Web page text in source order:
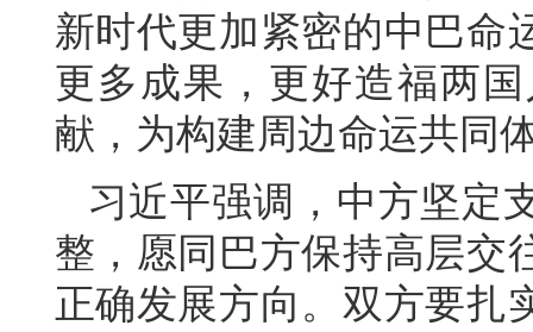
新时代更加紧密的中巴命
更多成果，更好造福两
献，为构建周边命运共同
习近平强调，中方坚定
整，愿同巴方保持高层交
正确发展方向。双方要扎